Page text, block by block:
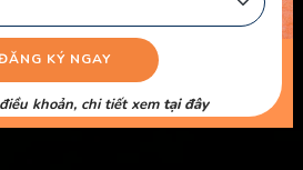
khoản, chi tiết xem tại đây